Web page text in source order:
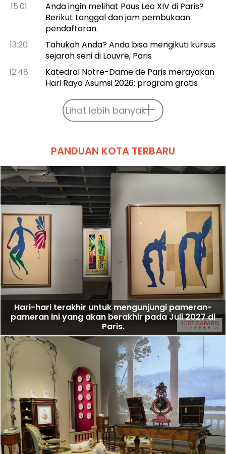
15:01
Anda ingin melihat Paus Leo XIV di Paris?
Berikut tanggal dan jam pembukaan
pendaftaran.
13:20
Tahukah Anda? Anda bisa mengikuti kursus
sejarah seni di Louvre, Paris
12:48
Katedral Notre-Dame de Paris merayakan
Hari Raya Asumsi 2026: program gratis
Lihat lebih banyak
PANDUAN KOTA TERBARU
Hari-hari terakhir untuk mengunjungi pameran-
pameran ini yang akan berakhir pada Juli 2027 di
Paris.